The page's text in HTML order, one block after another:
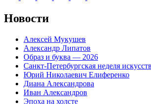
Новости
Алексей Мукушев
Александр Липатов
Образ и буква — 2026
Санкт-Петербургская неделя искусств
Юрий Николаевич Елиференко
Диана Александрова
Иван Александров
Эпоха на холсте